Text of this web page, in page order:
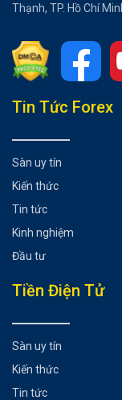
Thạnh, TP. Hồ Chí
Tổng hợp bài viết
Làm thế nào để
Nhận định đánh
Tin Tức Forex
Sàn uy tín
Kiến thức
Tin tức
Kinh nghiệm
Đầu tư
Tiền Điện Tử
Sàn uy tín
Kiến thức
Tin tức